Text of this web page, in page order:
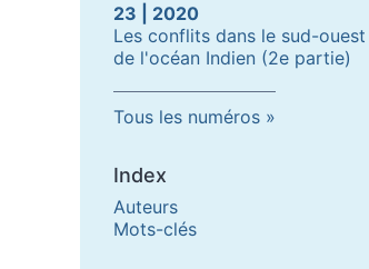
23 | 2020
Les conflits dans le sud-ouest
de l'océan Indien (2e partie)
Tous les numéros
Index
Auteurs
Mots-clés